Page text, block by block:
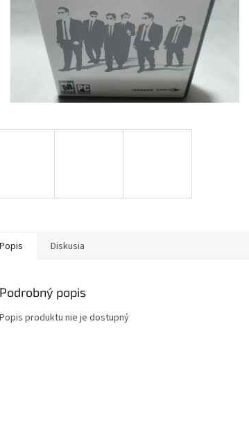
Popis Diskusia
Podrobný popis
Popis produktu nie je dostupný